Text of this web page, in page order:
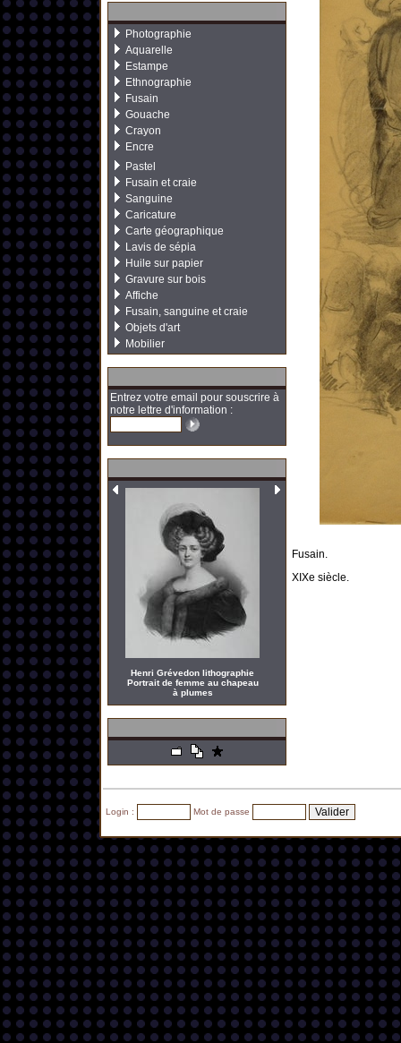
Photographie
Aquarelle
Estampe
Ethnographie
Fusain
Gouache
Crayon
Encre
Pastel
Fusain et craie
Sanguine
Caricature
Carte géographique
Lavis de sépia
Huile sur papier
Gravure sur bois
Affiche
Fusain, sanguine et craie
Objets d'art
Mobilier
Entrez votre email pour souscrire à
notre lettre d'information :
Henri Grévedon lithographie
Portrait de femme au chapeau
à plumes
Fusain.
XIXe siècle.
Login : Mot de passe